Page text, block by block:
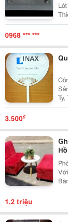
Lót Đĩa
0968 *** ***
3.500₫
Vẻ
1,2 triệu